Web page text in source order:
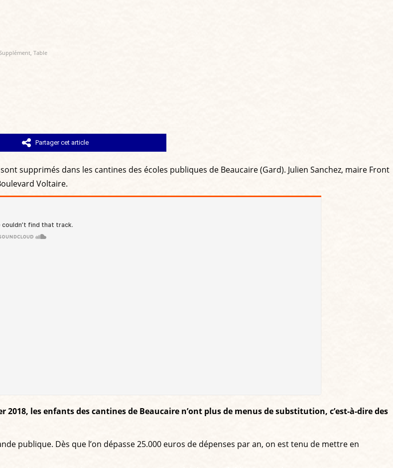
, Table
Partager cet article
supprimés dans les cantines des écoles publiques de Beaucaire (Gard). Julien Sanchez, maire Front
Voltaire.
les enfants des cantines de Beaucaire n’ont plus de menus de substitution, c’est-à-dire des
publique. Dès que l’on dépasse 25.000 euros de dépenses par an, on est tenu de mettre en